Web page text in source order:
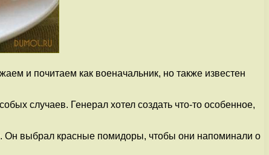
и почитаем как военачальник, но также известен
случаев. Генерал хотел создать что-то особенное,
Он выбрал красные помидоры, чтобы они напоминали о